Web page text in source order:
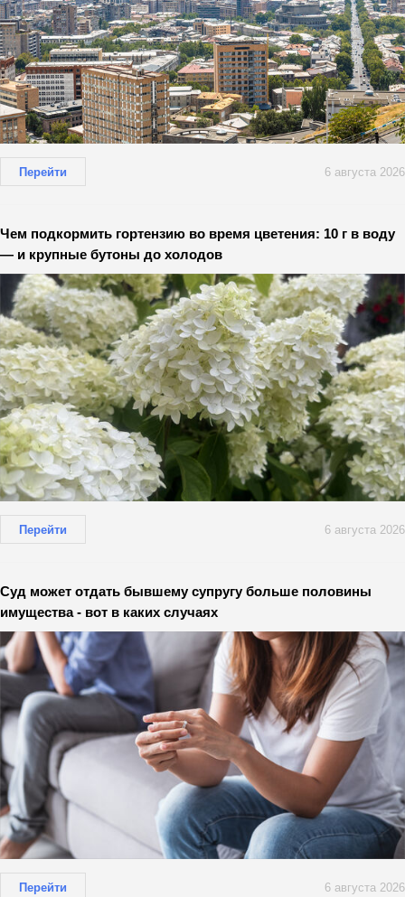
Перейти 6 августа 2026
Чем подкормить гортензию во время цветения: 10 г в воду
— и крупные бутоны до холодов
Перейти 6 августа 2026
Суд может отдать бывшему супругу больше половины
имущества - вот в каких случаях
Перейти 6 августа 2026